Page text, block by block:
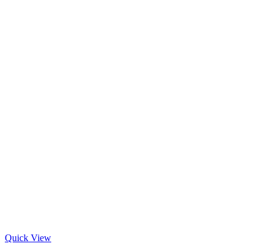
Quick View